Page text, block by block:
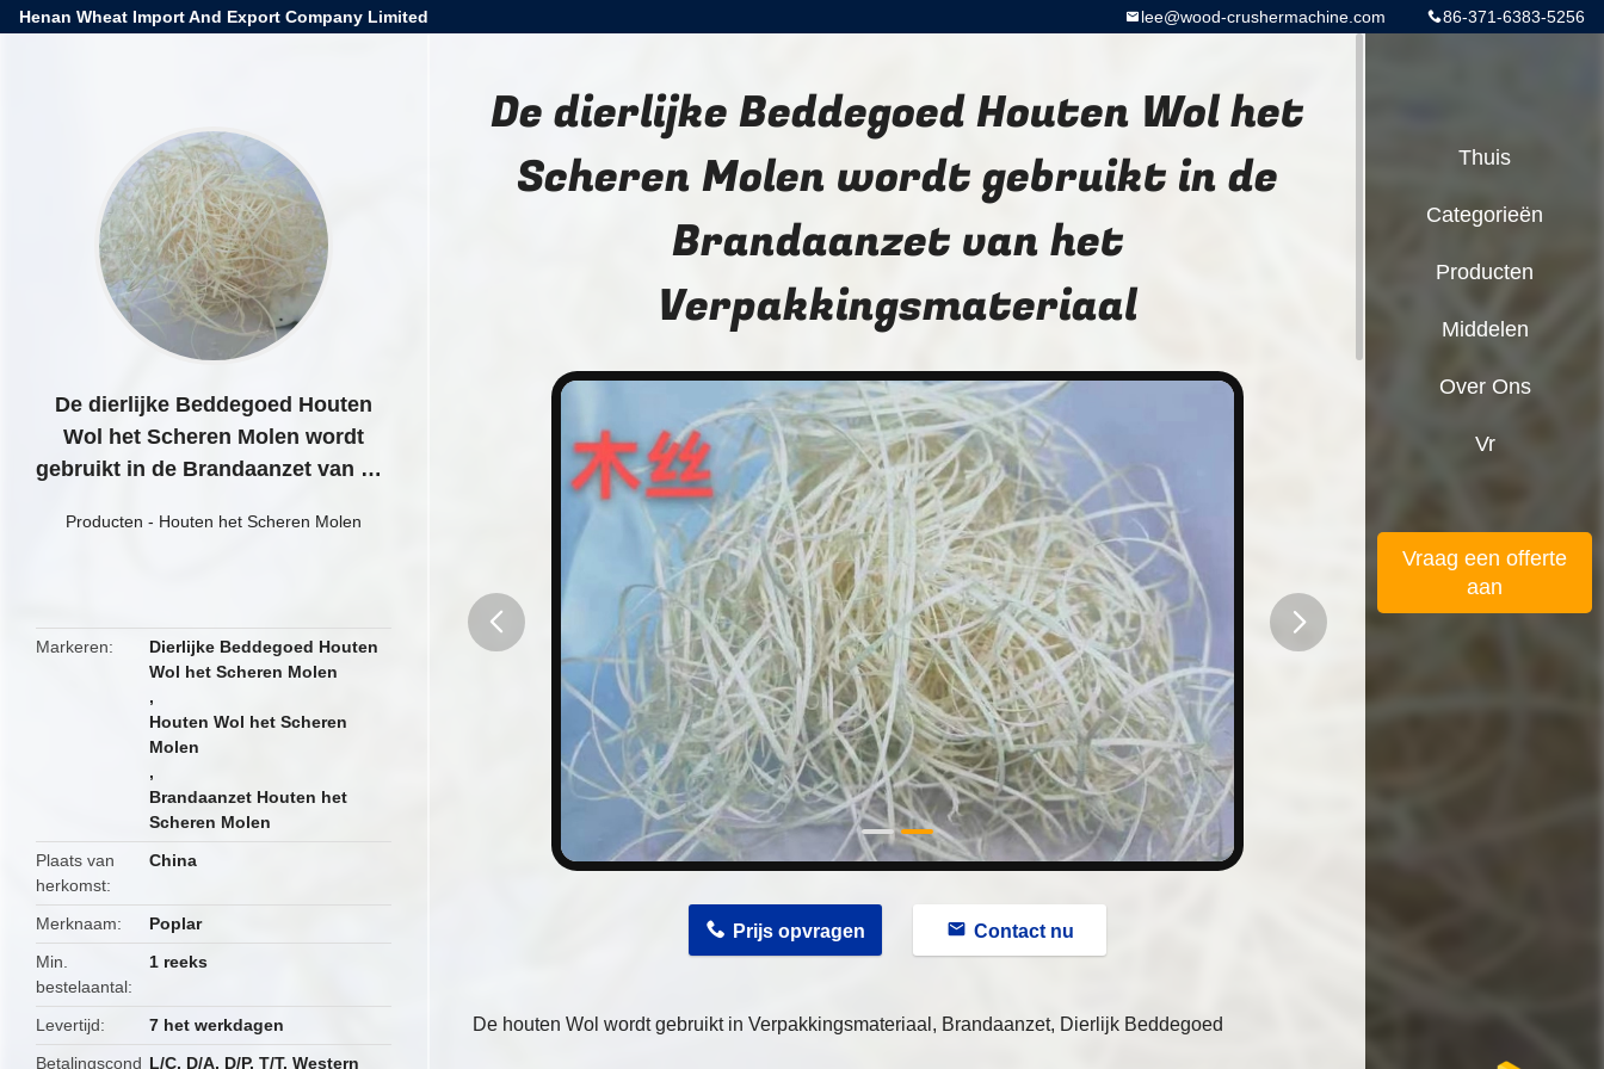
Henan Wheat Import And Export Company Limited 86-371-6383-5256
lee@wood-crushermachine.com
De dierlijke Beddegoed Houten
Wol het Scheren Molen wordt
gebruikt in de Brandaanzet van het
Producten - Houten het Scheren Molen
Markeren
Dierlijke Beddegoed Houten
Wol het Scheren Molen
,
Houten Wol het Scheren
Molen
,
Brandaanzet Houten het
Scheren Molen
Plaats van
herkomst
China
Merknaam
Poplar
Min.
bestelaantal
1 reeks
Levertijd
7 het werkdagen
Betalingscond L/C, D/A, D/P, T/T, Western
De dierlijke Beddegoed Houten Wol het
Scheren Molen wordt gebruikt in de
Brandaanzet van het
Verpakkingsmateriaal
Prijs opvragen Contact nu
De houten Wol wordt gebruikt in Verpakkingsmateriaal, Brandaanzet, Dierlijk Beddegoed
Thuis
Categorieën
Producten
Middelen
Over Ons
Vr
Vraag een offerte
aan